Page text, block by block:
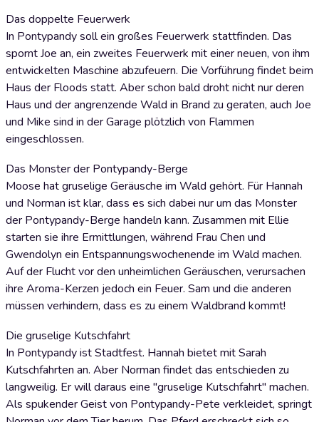
Das doppelte Feuerwerk
In Pontypandy soll ein großes Feuerwerk stattfinden. Das
spornt Joe an, ein zweites Feuerwerk mit einer neuen, von ihm
entwickelten Maschine abzufeuern. Die Vorführung findet beim
Haus der Floods statt. Aber schon bald droht nicht nur deren
Haus und der angrenzende Wald in Brand zu geraten, auch Joe
und Mike sind in der Garage plötzlich von Flammen
eingeschlossen.
Das Monster der Pontypandy-Berge
Moose hat gruselige Geräusche im Wald gehört. Für Hannah
und Norman ist klar, dass es sich dabei nur um das Monster
der Pontypandy-Berge handeln kann. Zusammen mit Ellie
starten sie ihre Ermittlungen, während Frau Chen und
Gwendolyn ein Entspannungswochenende im Wald machen.
Auf der Flucht vor den unheimlichen Geräuschen, verursachen
ihre Aroma-Kerzen jedoch ein Feuer. Sam und die anderen
müssen verhindern, dass es zu einem Waldbrand kommt!
Die gruselige Kutschfahrt
In Pontypandy ist Stadtfest. Hannah bietet mit Sarah
Kutschfahrten an. Aber Norman findet das entschieden zu
langweilig. Er will daraus eine "gruselige Kutschfahrt" machen.
Als spukender Geist von Pontypandy-Pete verkleidet, springt